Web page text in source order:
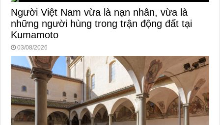
Người Việt Nam vừa là nạn nhân, vừa là
những người hùng trong trận động đất tại
Kumamoto
03/08/2026